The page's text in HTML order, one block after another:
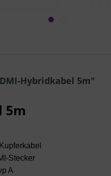
Hybridkabel 5m"
5m
Stecker
A